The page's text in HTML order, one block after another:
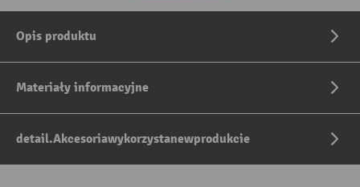
Opis produktu
Materiały informacyjne
detail.Akcesoriawykorzystanewprodukcie